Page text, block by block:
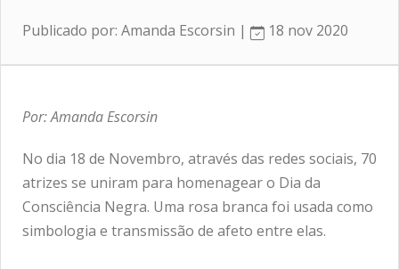
Publicado por: Amanda Escorsin | 18 nov 2020
Por: Amanda Escorsin
No dia 18 de Novembro, através das redes sociais, 70
atrizes se uniram para homenagear o Dia da
Consciência Negra. Uma rosa branca foi usada como
simbologia e transmissão de afeto entre elas.